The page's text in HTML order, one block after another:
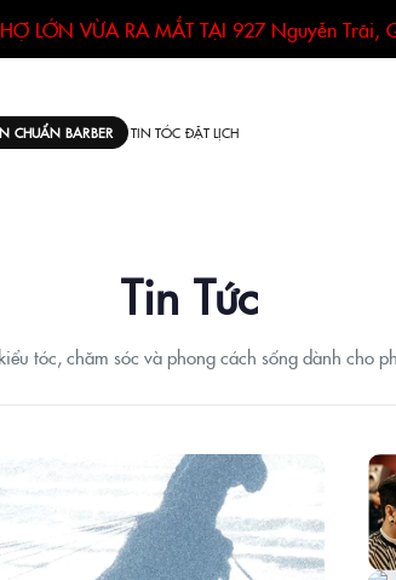
LỚN VỪA RA MẮT TẠI 927 Nguyễn Trãi,
CHUẨN BARBER TIN TÓC ĐẶT LỊCH
Tin Tức
tóc, chăm sóc và phong cách sống dành cho